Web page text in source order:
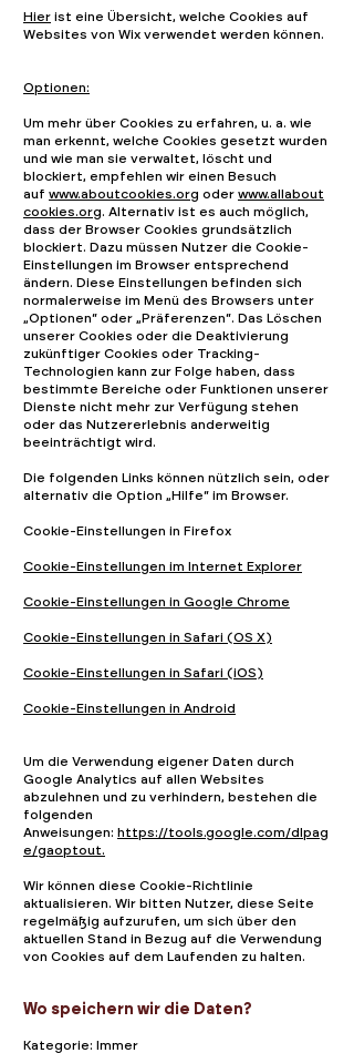
Hier ist eine Übersicht, welche Cookies auf
Websites von Wix verwendet werden können.
Optionen:
Um mehr über Cookies zu erfahren, u. a. wie
man erkennt, welche Cookies gesetzt wurden
und wie man sie verwaltet, löscht und
blockiert, empfehlen wir einen Besuch
auf www.aboutcookies.org oder www.allabout
cookies.org. Alternativ ist es auch möglich,
dass der Browser Cookies grundsätzlich
blockiert. Dazu müssen Nutzer die Cookie-
Einstellungen im Browser entsprechend
ändern. Diese Einstellungen befinden sich
normalerweise im Menü des Browsers unter
„Optionen“ oder „Präferenzen“. Das Löschen
unserer Cookies oder die Deaktivierung
zukünftiger Cookies oder Tracking-
Technologien kann zur Folge haben, dass
bestimmte Bereiche oder Funktionen unserer
Dienste nicht mehr zur Verfügung stehen
oder das Nutzererlebnis anderweitig
beeinträchtigt wird.
Die folgenden Links können nützlich sein, oder
alternativ die Option „Hilfe“ im Browser.
Cookie-Einstellungen in Firefox
Cookie-Einstellungen im Internet Explorer
Cookie-Einstellungen in Google Chrome
Cookie-Einstellungen in Safari (OS X)
Cookie-Einstellungen in Safari (iOS)
Cookie-Einstellungen in Android
Um die Verwendung eigener Daten durch
Google Analytics auf allen Websites
abzulehnen und zu verhindern, bestehen die
folgenden
Anweisungen: https://tools.google.com/dlpag
e/gaoptout.
Wir können diese Cookie-Richtlinie
aktualisieren. Wir bitten Nutzer, diese Seite
regelmäßig aufzurufen, um sich über den
aktuellen Stand in Bezug auf die Verwendung
von Cookies auf dem Laufenden zu halten.
Wo speichern wir die Daten?
Kategorie: Immer